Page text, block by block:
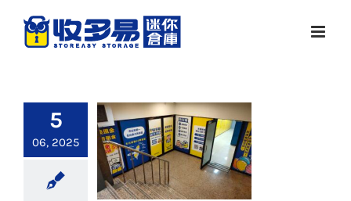
5
06, 2025